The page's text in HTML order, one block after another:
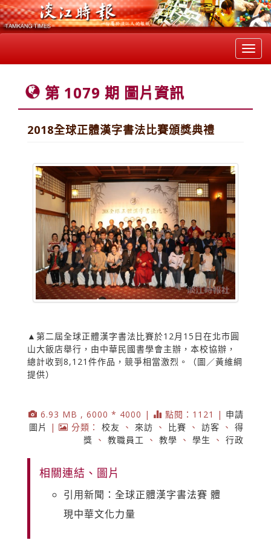
第 1079 期 圖片資訊
2018全球正體漢字書法比賽頒獎典禮
▲第二屆全球正體漢字書法比賽於12月15日在北市圓
山大飯店舉行，由中華民國書學會主辦，本校協辦，
總計收到8,121件作品，競爭相當激烈。（圖／黃維綱
提供）
6.93 MB , 6000 * 4000 | 點閱：1121 | 申請
圖片
| 分類： 校友 、 來訪 、 比賽 、 訪客 、 得
獎 、 教職員工 、 教學 、 學生 、 行政
相關連結、圖片
引用新聞：全球正體漢字書法賽 體
現中華文化力量